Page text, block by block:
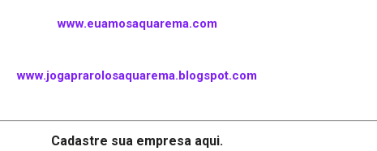
www.euamosaquarema.com
www.jogaprarolosaquarema.blogspot.com
Cadastre sua empresa aqui.